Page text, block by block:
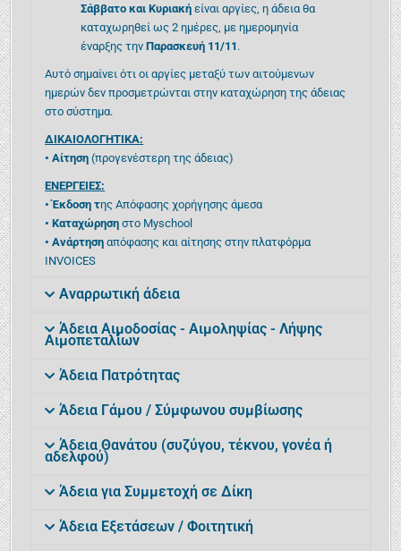
Σάββατο και Κυριακή είναι αργίες, η άδεια θα
καταχωρηθεί ως 2 ημέρες, με ημερομηνία
έναρξης τηνΠαρασκευή 11/11 .
Αυτό σημαίνει ότι οι αργίες μεταξύ των αιτούμενων
ημερών δεν προσμετρώνται στην καταχώρηση της άδειας
στο σύστημα.
ΔΙΚΑΙΟΛΟΓΗΤΙΚΑ:
• Αίτηση(προγενέστερη της άδειας)
ΕΝΕΡΓΕΙΕΣ:
• Έκδοση της Απόφασης χορήγησης άμεσα
• Καταχώρησηστο Myschool
• Ανάρτησηαπόφασης και αίτησης στην πλατφόρμα
INVOICES
Αναρρωτική άδεια
Άδεια Αιμοδοσίας - Αιμοληψίας - Λήψης
Αιμοπεταλίων
Άδεια Πατρότητας
Άδεια Γάμου / Σύμφωνου συμβίωσης
Άδεια Θανάτου (συζύγου, τέκνου, γονέα ή
αδελφού)
Άδεια για Συμμετοχή σε Δίκη
Άδεια Εξετάσεων / Φοιτητική